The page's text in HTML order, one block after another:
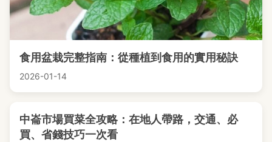
食用盆栽完整指南：從種植到食用的實用秘訣
2026-01-14
中崙市場買菜全攻略：在地人帶路，交通、必
買、省錢技巧一次看